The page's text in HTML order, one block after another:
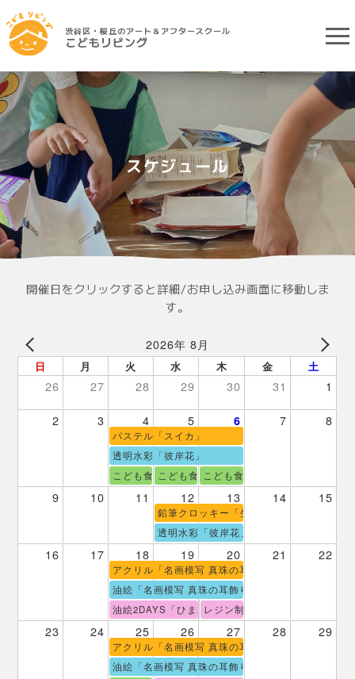
渋谷区・桜丘のアート＆アフタースクール
こどもリビング
スケジュール
開催日をクリックすると詳細/お申し込み画面に移動しま
す。
2026年 8月
日 月 火 水 木 金 土
26 27 28 29 30 31 1
2 3 4 5 6 7 8
パステル「スイカ」
透明水彩「彼岸花」
こども食堂（餃子の王将弁当テイクアウト）
こども食堂×アートセラピー
こども食堂（餃子の王将弁当テ
9 10 11 12 13 14 15
鉛筆クロッキー「生活小物]
透明水彩「彼岸花」
16 17 18 19 20 21 22
アクリル「名画模写 真珠の耳飾りの少女」
油絵「名画模写 真珠の耳飾りの少女」
油絵2DAYS「ひまわり（ゴッホ風）」
レジン制作「雲レジン」
23 24 25 26 27 28 29
アクリル「名画模写 真珠の耳飾りの少女」
油絵「名画模写 真珠の耳飾りの少女」